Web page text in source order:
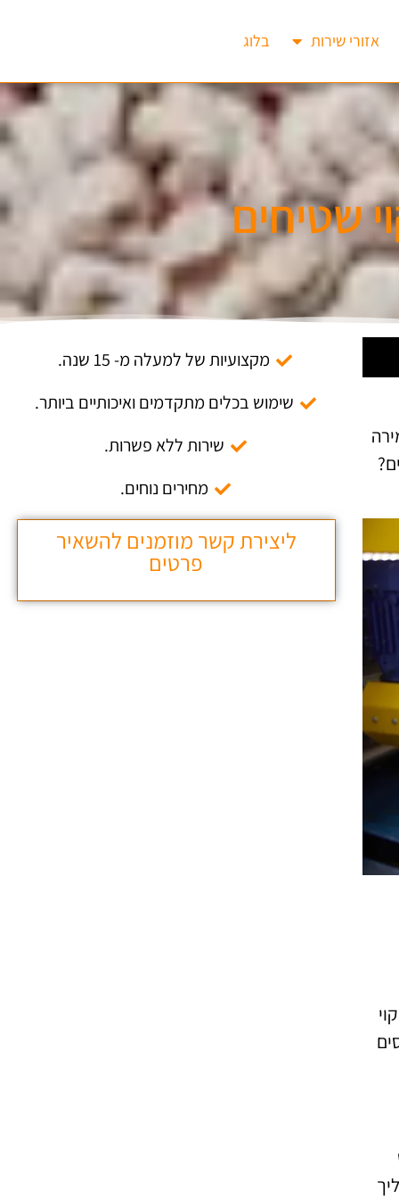
אזורי שירות בלוג
שטיחים
מקצועיות של למעלה מ- 15 שנה.
שימוש בכלים מתקדמים ואיכותיים ביותר.
שירות ללא פשרות.
מחירים נוחים.
ליצירת קשר מוזמנים להשאיר
פרטים